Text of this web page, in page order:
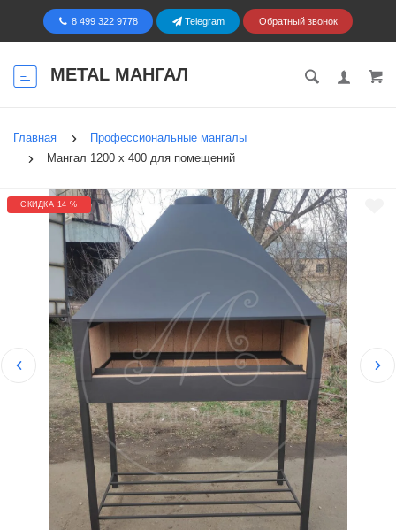
8 499 322 9778 Telegram Обратный звонок
METAL МАНГАЛ
Главная
Профессиональные мангалы
Мангал 1200 х 400 для помещений
СКИДКА 14 %